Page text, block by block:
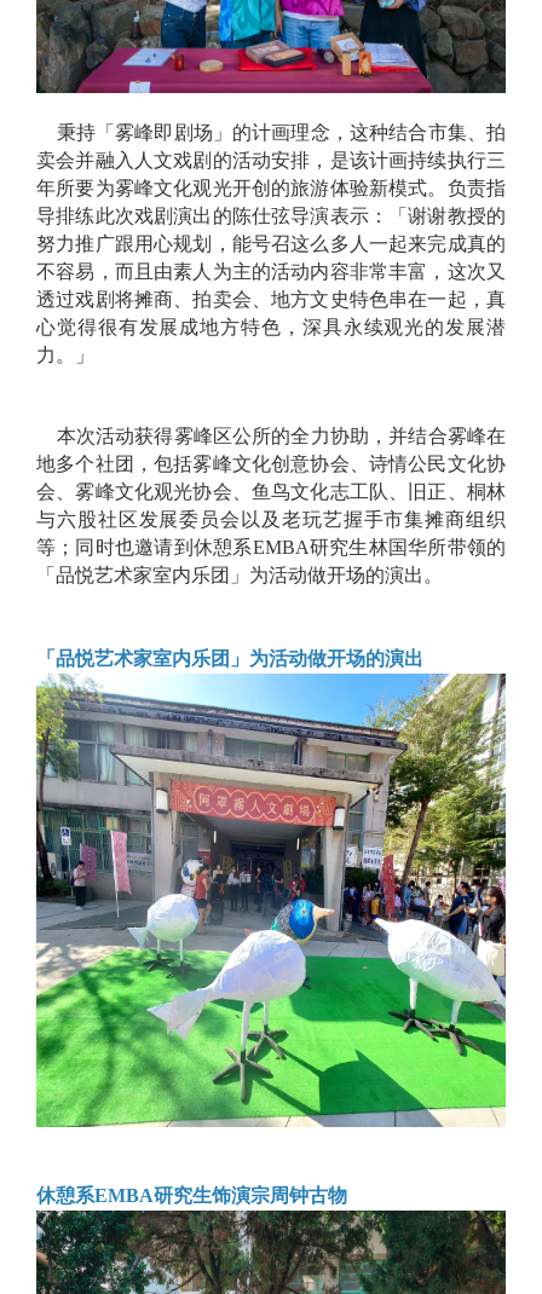
秉持「雾峰即剧场」的计画理念，这种结合市集、拍
卖会并融入人文戏剧的活动安排，是该计画持续执行三
年所要为雾峰文化观光开创的旅游体验新模式。负责指
导排练此次戏剧演出的陈仕弦导演表示：「谢谢教授的
努力推广跟用心规划，能号召这么多人一起来完成真的
不容易，而且由素人为主的活动内容非常丰富，这次又
透过戏剧将摊商、拍卖会、地方文史特色串在一起，真
心觉得很有发展成地方特色，深具永续观光的发展潜
力。」
本次活动获得雾峰区公所的全力协助，并结合雾峰在
地多个社团，包括雾峰文化创意协会、诗情公民文化协
会、雾峰文化观光协会、鱼鸟文化志工队、旧正、桐林
与六股社区发展委员会以及老玩艺握手市集摊商组织
等；同时也邀请到休憩系EMBA研究生林国华所带领的
「品悦艺术家室内乐团」为活动做开场的演出。
「品悦艺术家室内乐团」为活动做开场的演出
休憩系EMBA研究生饰演宗周钟古物